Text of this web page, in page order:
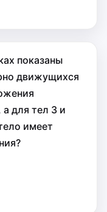
показаны
движущихся
для тел 3 и
имеет